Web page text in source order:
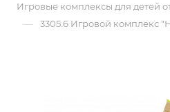
Игровые комплексы для детей
— 3305.6 Игровой комплекс